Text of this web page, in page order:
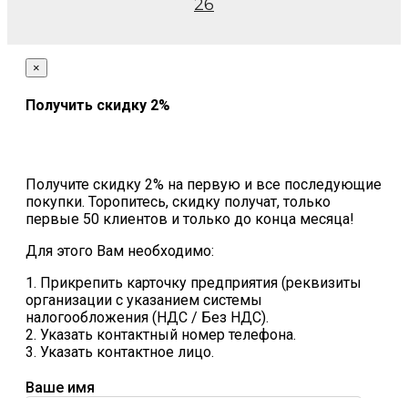
26
×
Получить скидку 2%
Получите скидку 2% на первую и все последующие
покупки. Торопитесь, скидку получат, только
первые 50 клиентов и только до конца месяца!
Для этого Вам необходимо:
1. Прикрепить карточку предприятия (реквизиты
организации с указанием системы
налогообложения (НДС / Без НДС).
2. Указать контактный номер телефона.
3. Указать контактное лицо.
Ваше имя